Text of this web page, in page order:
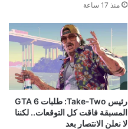
منذ 17 ساعة
رئيس Take-Two: طلبات GTA 6
المسبقة فاقت كل التوقعات.. لكننا
لا نعلن الانتصار بعد